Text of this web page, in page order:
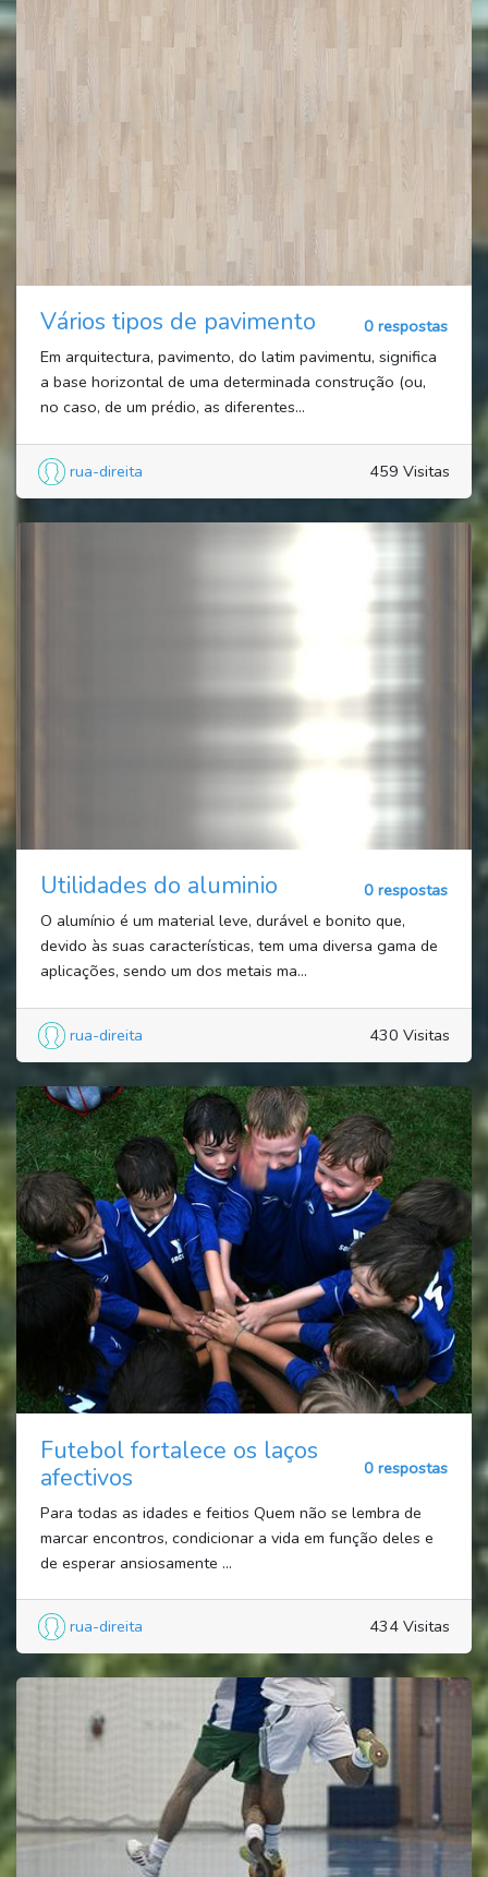
Vários tipos de pavimento
0 respostas
Em arquitectura, pavimento, do latim pavimentu, significa
a base horizontal de uma determinada construção (ou,
no caso, de um prédio, as diferentes...
rua-direita 459 Visitas
Utilidades do aluminio
0 respostas
O alumínio é um material leve, durável e bonito que,
devido às suas características, tem uma diversa gama de
aplicações, sendo um dos metais ma...
rua-direita 430 Visitas
Futebol fortalece os laços
afectivos
0 respostas
Para todas as idades e feitios Quem não se lembra de
marcar encontros, condicionar a vida em função deles e
de esperar ansiosamente ...
rua-direita 434 Visitas